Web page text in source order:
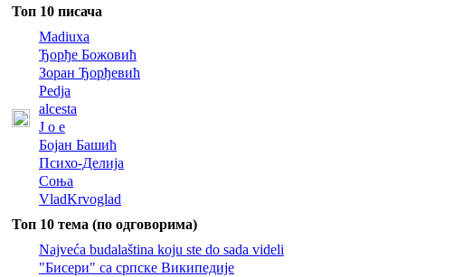
Топ 10 писача
Madiuxa
Ђорђе Божовић
Зоран Ђорђевић
Pedja
alcesta
J o e
Бојан Башић
Психо-Делија
Соња
VladKrvoglad
Топ 10 тема (по одговорима)
Najveća budalaština koju ste do sada videli
"Бисери" са српске Википедије